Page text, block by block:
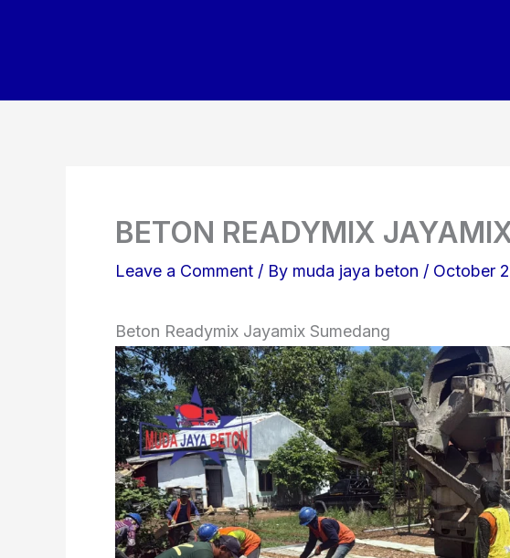
BETON READYMIX
Leave a Comment / By muda jaya beton / October
Beton Readymix Jayamix Sumedang